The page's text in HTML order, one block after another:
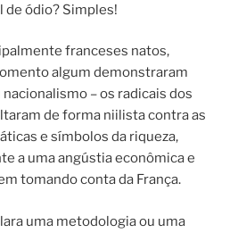
de ódio? Simples!
franceses natos,
algum demonstraram
– os radicais dos
de forma niilista contra as
e símbolos da riqueza,
a uma angústia econômica e
tomando conta da França.
uma metodologia ou uma